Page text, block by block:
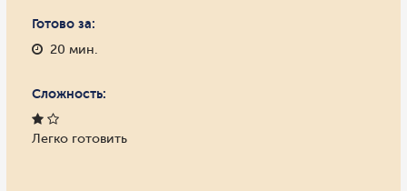
Готово за:
20 мин.
Сложность:
Легко готовить